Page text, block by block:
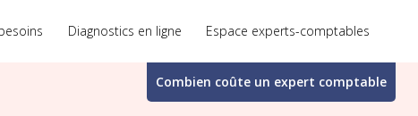
Diagnostics en ligne Espace experts-comptables
Combien coûte un expert comptable